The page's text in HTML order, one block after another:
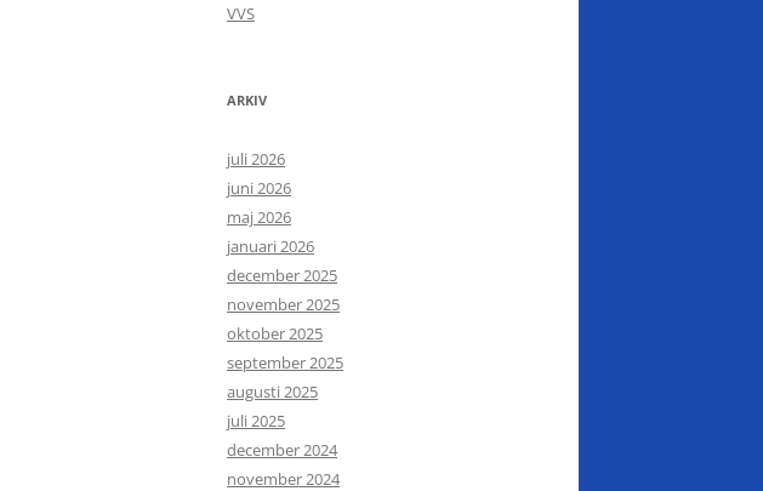
VVS
ARKIV
juli 2026
juni 2026
maj 2026
januari 2026
december 2025
november 2025
oktober 2025
september 2025
augusti 2025
juli 2025
december 2024
november 2024